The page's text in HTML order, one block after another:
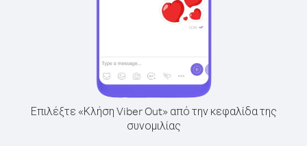
Επιλέξτε «Κλήση Viber Out» από την κεφαλίδα της
συνομιλίας